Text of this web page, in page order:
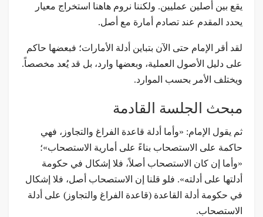
يقع بين أصلين عمليين. ولكننا نروم هاهنا استخراج معيار
يحدد المقدم عند تصادم أمارة مع أصل.
لقد أقر الإمام حتى الآن بتباين أدلة الأمارات؛ فبعضها حاكم
على دليل الأصول العملية، وبعضها وارد، بل قد يُعد مخصصاً.
ويختلف الأمر بحسب الموارد.
مبحث الجلسة القادمة
ثم يقول الإمام: «وأما أدلة قاعدة الفراغ والتجاوز، فهي
حاكمة على الاستصحاب بناءً على أمارية الاستصحاب»؛
«وأما إن كان الاستصحاب أصلاً، فلا إشكال في حكومة
أدلتها على أدلته». فلو قلنا إن الاستصحاب أصل، فلا إشكال
في حكومة أدلة القاعدة (قاعدة الفراغ والتجاوز) على أدلة
الاستصحاب.